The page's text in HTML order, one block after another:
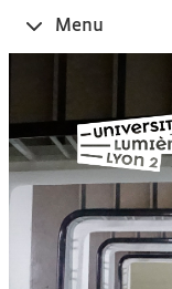
Ouvrir
le
Menu